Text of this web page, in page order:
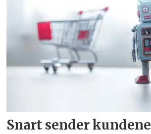
Snart sender kundene